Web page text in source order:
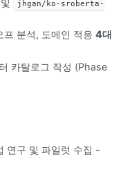
jhgan/ko-sroberta-
프 분석, 도메인 적응 4대
카탈로그 작성 (Phase
연구 및 파일럿 수집 -